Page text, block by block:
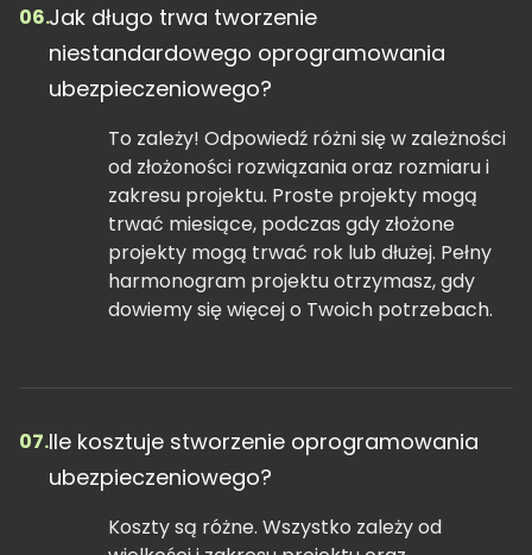
06.Jak długo trwa tworzenie
niestandardowego oprogramowania
ubezpieczeniowego?
To zależy! Odpowiedź różni się w zależności
od złożoności rozwiązania oraz rozmiaru i
zakresu projektu. Proste projekty mogą
trwać miesiące, podczas gdy złożone
projekty mogą trwać rok lub dłużej. Pełny
harmonogram projektu otrzymasz, gdy
dowiemy się więcej o Twoich potrzebach.
07.Ile kosztuje stworzenie oprogramowania
ubezpieczeniowego?
Koszty są różne. Wszystko zależy od